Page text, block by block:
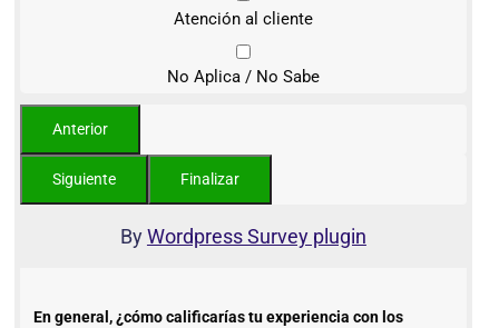
Atención al cliente
No Aplica / No Sabe
ByWordpress Survey plugin
En general, ¿cómo calificarías tu experiencia con los